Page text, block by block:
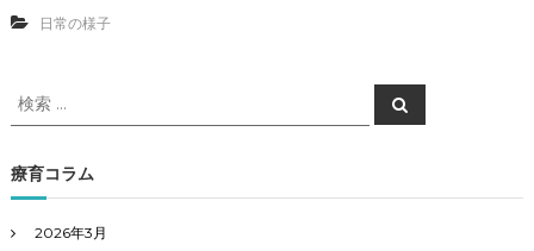
6
東
ブ
日常の様子
検
索
象
:
検
索
療育コラム
2026年3月